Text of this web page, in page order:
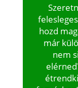
hozd
már
nem